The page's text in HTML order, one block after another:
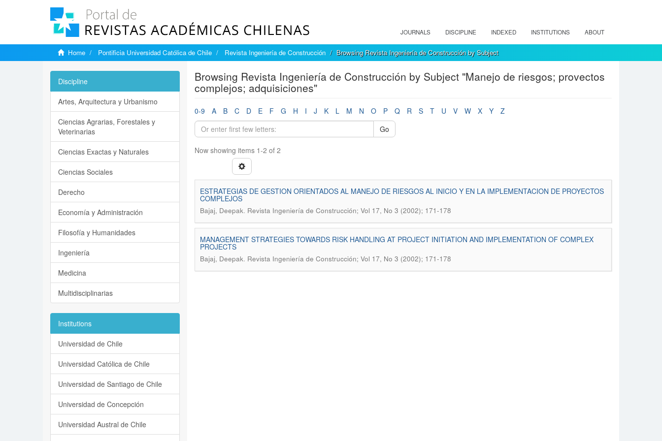
JOURNALS DISCIPLINE INDEXED INSTITUTIONS ABOUT
Home Pontificia Universidad Católica de Chile Revista Ingeniería de Construcción Browsing Revista Ingeniería de Construcción by Subject
Browsing Revista Ingeniería de Construcción by Subject "Manejo de riesgos; provectos
complejos; adquisiciones"
0-9 A B C D E F G H I J K L M N O P Q R S T U V W X Y
Z
Go
Now showing items 1-2 of 2
ESTRATEGIAS DE GESTION ORIENTADOS AL MANEJO DE RIESGOS AL INICIO Y EN LA IMPLEMENTACION DE PROYECTOS
COMPLEJOS
Bajaj, Deepak. Revista Ingeniería de Construcción; Vol 17, No 3 (2002); 171-178
MANAGEMENT STRATEGIES TOWARDS RISK HANDLING AT PROJECT INITIATION AND IMPLEMENTATION OF COMPLEX
PROJECTS
Bajaj, Deepak. Revista Ingeniería de Construcción; Vol 17, No 3 (2002); 171-178
Discipline
Artes, Arquitectura y Urbanismo
Ciencias Agrarias, Forestales y
Veterinarias
Ciencias Exactas y Naturales
Ciencias Sociales
Derecho
Economía y Administración
Filosofía y Humanidades
Ingeniería
Medicina
Multidisciplinarias
Institutions
Universidad de Chile
Universidad Católica de Chile
Universidad de Santiago de Chile
Universidad de Concepción
Universidad Austral de Chile